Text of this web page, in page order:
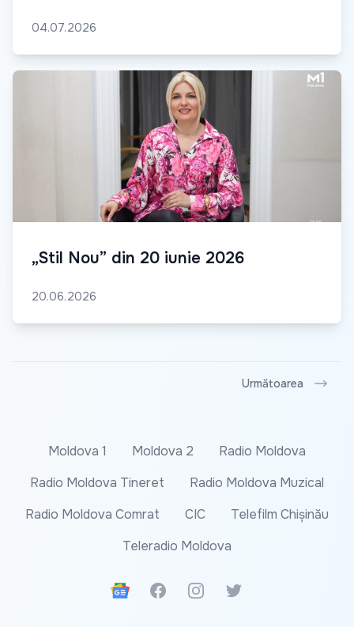
04.07.2026
„Stil Nou” din 20 iunie 2026
20.06.2026
Următoarea
Moldova 1 Moldova 2
Radio Moldova
Radio Moldova Tineret
Radio Moldova Muzical
Radio Moldova Comrat
CIC
Telefilm Chișinău
Teleradio Moldova
Google News
FacebookInstagramTwitter